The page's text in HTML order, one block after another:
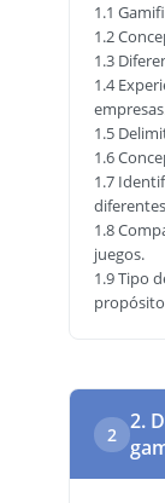
1.1
1.2
1.3
1.4
1.5
1.6
1.7
1.8
juegos.
1.9 Tipo
2
2.